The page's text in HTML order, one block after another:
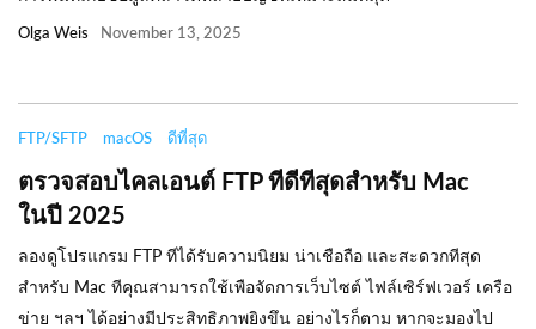
Olga Weis November 13, 2025
FTP/SFTP macOS ดีที่สุด
ตรวจสอบไคลเอนต์ FTP ทีดีทีสุดสำหรับ Mac
ในปี 2025
ลองดูโปรแกรม FTP ทีได้รับความนิยม น่าเชือถือ และสะดวกทีสุด
สำหรับ Mac ทีคุณสามารถใช้เพือจัดการเว็บไซต์ ไฟล์เซิร์ฟเวอร์ เครือ
ข่าย ฯลฯ ได้อย่างมีประสิทธิภาพยิงขึน อย่างไรก็ตาม หากจะมองไป